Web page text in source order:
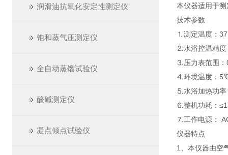
润滑油抗氧化安定性测定仪
饱和蒸气压测定仪
全自动蒸馏试验仪
酸碱测定仪
凝点倾点试验仪
本仪器适用于
技术参数
⒈测定温度：
⒉水浴控温精
⒊压力表范围：
⒋环境温度：
⒌水浴加热功率
⒍整机功耗：
⒎工作电源：
仪器特点
1、本仪器由空